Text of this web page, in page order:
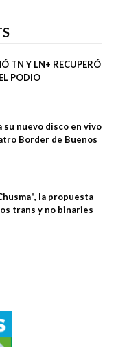
TN Y LN+ RECUPERÓ
PODIO
nuevo disco en vivo
Border de Buenos
la propuesta
trans y no binaries